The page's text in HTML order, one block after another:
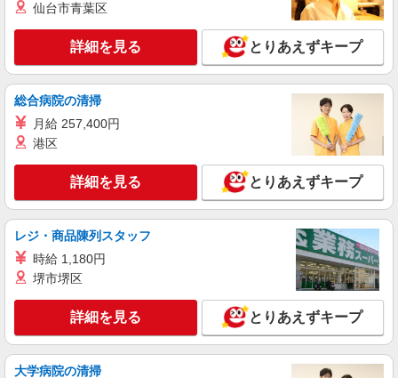
有）★ ゜・。○。・゜+゜・。○。・゜+゜
詳細を見る
紹介予定派遣
株式会社シエロ
時給1600円〜 ※別途インセンティブ、職能評
価制度あり ※残業代支給 ★交通費別途支給（規定
社祝い金10万円支給(規定有) お友達を紹介頂くと,
インセンティブ支給(規定有) ★月2回払い・週払い
可能（規程有）★ ゜・。○。・゜+゜・。○。・゜
+゜
三重県松阪市の家電量販店
キープ 詳細を見る
派遣社員
株式会社シエロ
【楽天モバイル】の店舗スタッフ
月給245250円〜 ※残業代支給 ★交通費別途支
給（規定あり） ゜+゜・。○。・゜+゜・。
○。・゜+゜ 入社祝い金10万円支給(規定有) お友達
を紹介頂くと, インセンティブ支給(規定有) ゜・。
三重県松阪市の楽天モバイルショップ
仙台市青葉区
詳細を見る とりあえずキープ
総合病院の清掃
月給 257,400円
港区
詳細を見る とりあえずキープ
レジ・商品陳列スタッフ
時給 1,180円
堺市堺区
詳細を見る とりあえずキープ
大学病院の清掃